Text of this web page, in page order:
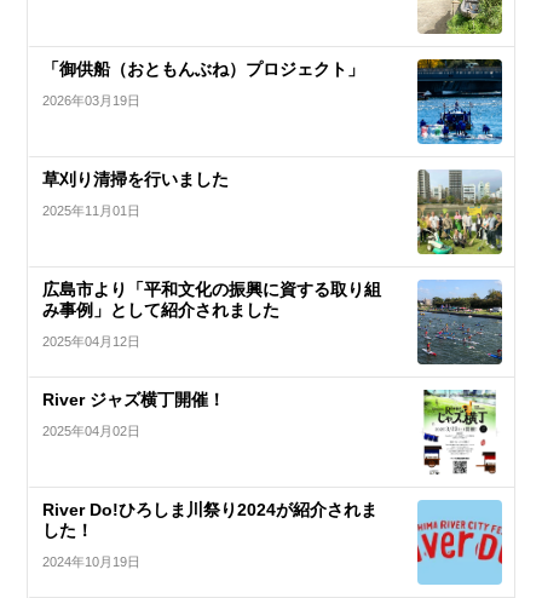
「御供船（おともんぶね）プロジェクト」
2026年03月19日
草刈り清掃を行いました
2025年11月01日
広島市より「平和文化の振興に資する取り組
み事例」として紹介されました
2025年04月12日
River ジャズ横丁開催！
2025年04月02日
River Do!ひろしま川祭り2024が紹介されま
した！
2024年10月19日